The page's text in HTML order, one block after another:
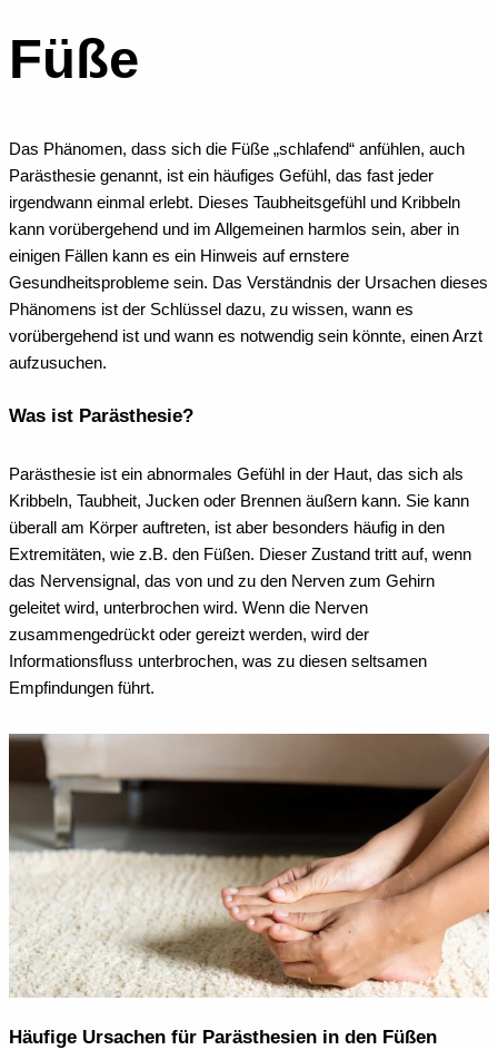
Füße
Das Phänomen, dass sich die Füße „schlafend“ anfühlen, auch
Parästhesie genannt, ist ein häufiges Gefühl, das fast jeder
irgendwann einmal erlebt. Dieses Taubheitsgefühl und Kribbeln
kann vorübergehend und im Allgemeinen harmlos sein, aber in
einigen Fällen kann es ein Hinweis auf ernstere
Gesundheitsprobleme sein. Das Verständnis der Ursachen dieses
Phänomens ist der Schlüssel dazu, zu wissen, wann es
vorübergehend ist und wann es notwendig sein könnte, einen Arzt
aufzusuchen.
Was ist Parästhesie?
Parästhesie ist ein abnormales Gefühl in der Haut, das sich als
Kribbeln, Taubheit, Jucken oder Brennen äußern kann. Sie kann
überall am Körper auftreten, ist aber besonders häufig in den
Extremitäten, wie z.B. den Füßen. Dieser Zustand tritt auf, wenn
das Nervensignal, das von und zu den Nerven zum Gehirn
geleitet wird, unterbrochen wird. Wenn die Nerven
zusammengedrückt oder gereizt werden, wird der
Informationsfluss unterbrochen, was zu diesen seltsamen
Empfindungen führt.
Häufige Ursachen für Parästhesien in den Füßen